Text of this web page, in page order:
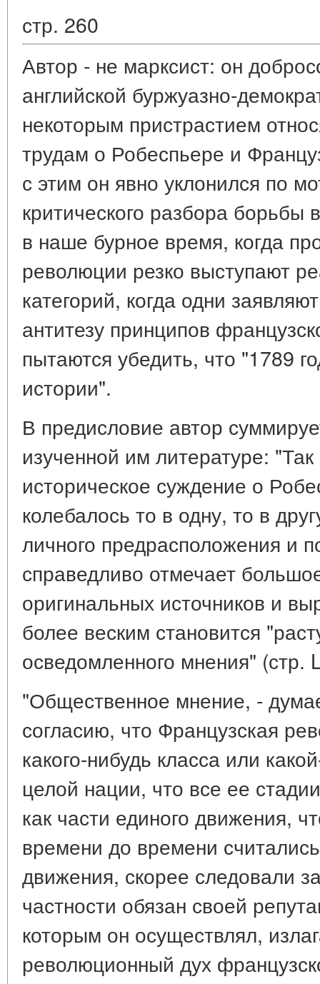
стр. 260
Автор - не марксист: он
английской буржуазно-
некоторым пристрастием
трудам о Робеспьере и
с этим он явно уклонился по
критического разбора борьбы
в наше бурное время, когда
революции резко выступают
категорий, когда одни
антитезу принципов
пытаются убедить, что "1789
истории".
В предисловие автор
изученной им литературе:
историческое суждение о
колебалось то в одну, то в
личного предрасположения и
справедливо отмечает
оригинальных источников и
более веским становится
осведомленного мнения" (стр.
"Общественное мнение, -
согласию, что Французская
какого-нибудь класса или
целой нации, что все ее
как части единого движения,
времени до времени
движения, скорее следовали
частности обязан своей
которым он осуществлял,
революционный дух